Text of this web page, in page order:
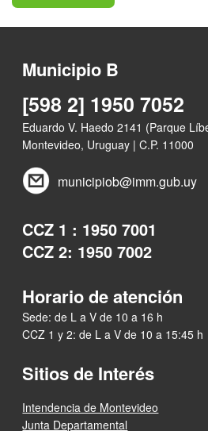
Municipio B
[598 2] 1950 7052
Eduardo V. Haedo 2141 (Parque
Montevideo, Uruguay | C.P. 11000
municipiob@imm.gub.uy
CCZ 1 : 1950 7001
CCZ 2: 1950 7002
Horario de atención
Sede: de L a V de 10 a 16 h
CCZ 1 y 2: de L a V de 10 a 15:45 h
Sitios de Interés
Intendencia de Montevideo
Junta Departamental